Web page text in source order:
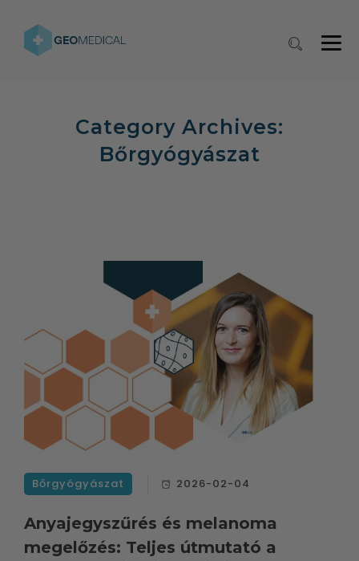
Category Archives:
Bőrgyógyászat
Bőrgyógyászat 2026-02-04
Anyajegyszűrés és melanoma
megelőzés: Teljes útmutató a